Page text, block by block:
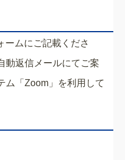
ームにご記載くださ
動返信メールにてご案
す。
ム「Zoom」を利用して